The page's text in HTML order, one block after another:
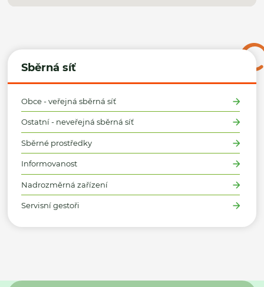
Sběrná síť
Obce - veřejná sběrná síť
Ostatní - neveřejná sběrná síť
Sběrné prostředky
Informovanost
Nadrozměrná zařízení
Servisní gestoři